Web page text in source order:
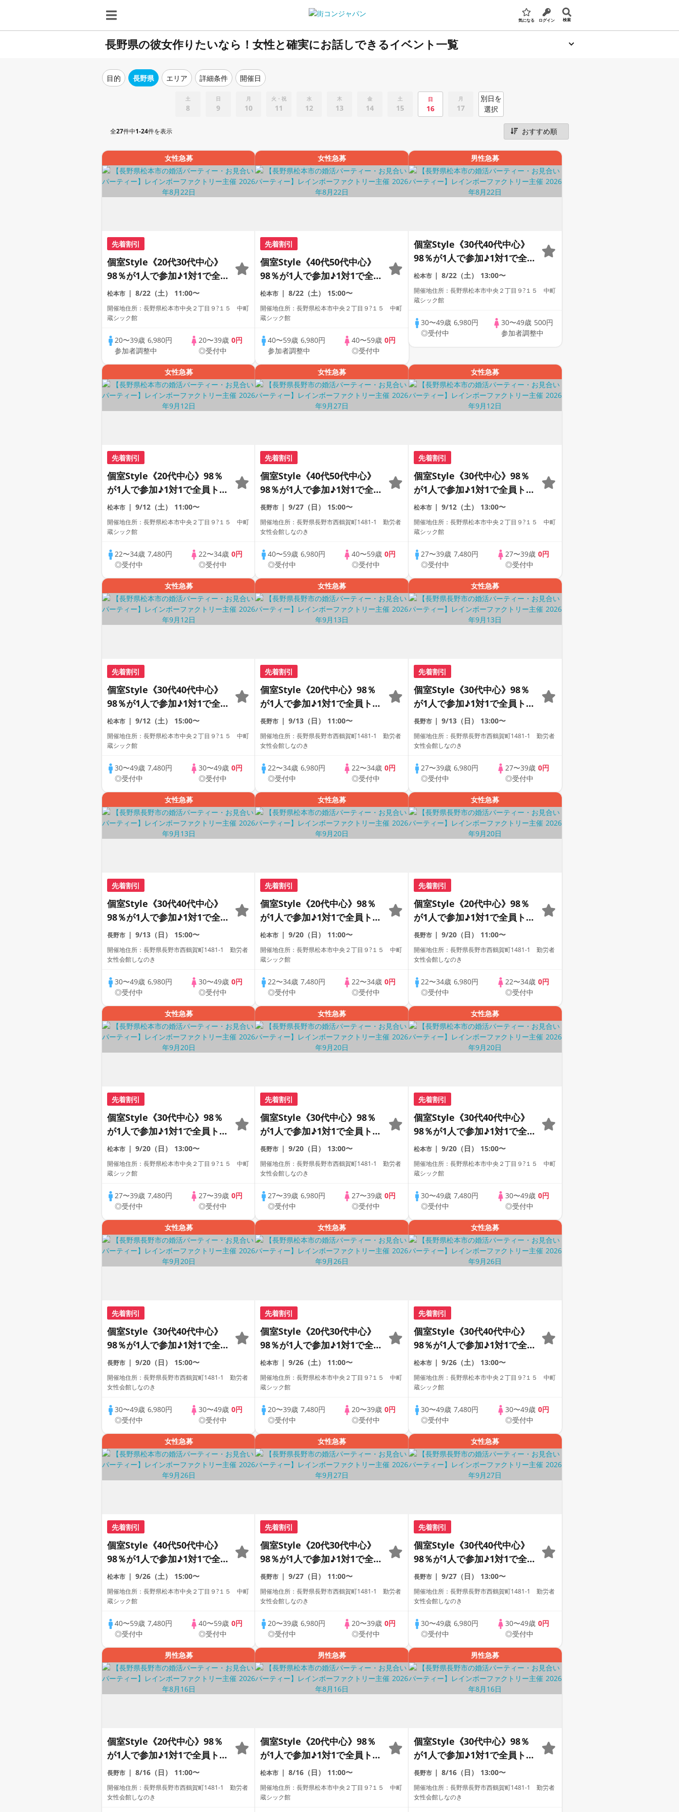
気になる ログイン 検索
長野県の彼女作りたいなら！女性と確実にお話しできるイベント一覧
目的 長野県 エリア 詳細条件 開催日
土
8
日
9
月
10
火・祝
11
水
12
木
13
金
14
土
15
日
16
月
17
別日を
選択
全27件中1-24件を表示
女性急募
先着割引
個室Style《20代30代中心》
98％が1人で参加♪1対1で全
員トーク☆誠実な方への婚活
パーティー
松本市 8/22（土） 11:00〜
開催地住所：長野県松本市中央２丁目９?１５ 中町
蔵シック館
20〜39歳 6,980円
参加者調整中
20〜39歳 0円
◎受付中
女性急募
先着割引
個室Style《40代50代中心》
98％が1人で参加♪1対1で全
員トーク☆誠実な方への婚活
パーティー
松本市 8/22（土） 15:00〜
開催地住所：長野県松本市中央２丁目９?１５ 中町
蔵シック館
40〜59歳 6,980円
参加者調整中
40〜59歳0円
◎受付中
男性急募
個室Style《30代40代中心》
98％が1人で参加♪1対1で全
員トーク☆誠実な方への婚活
パーティー
松本市 8/22（土） 13:00〜
開催地住所：長野県松本市中央２丁目９?１５ 中町
蔵シック館
30〜49歳6,980円
◎受付中
30〜49歳 500円
参加者調整中
女性急募
先着割引
個室Style《20代中心》98％
が1人で参加♪1対1で全員トー
ク☆誠実な方への婚活パーテ
ィー
松本市 9/12（土） 11:00〜
開催地住所：長野県松本市中央２丁目９?１５ 中町
蔵シック館
22〜34歳 7,480円
◎受付中
22〜34歳 0円
◎受付中
女性急募
先着割引
個室Style《40代50代中心》
98％が1人で参加♪1対1で全
員トーク☆誠実な方への婚活
パーティー
長野市 9/27（日） 15:00〜
開催地住所：長野県長野市西鶴賀町1481-1 勤労者
女性会館しなのき
40〜59歳 6,980円
◎受付中
40〜59歳0円
◎受付中
女性急募
先着割引
個室Style《30代中心》98％
が1人で参加♪1対1で全員トー
ク☆誠実な方への婚活パーテ
ィー
松本市 9/12（土） 13:00〜
開催地住所：長野県松本市中央２丁目９?１５ 中町
蔵シック館
27〜39歳7,480円
◎受付中
27〜39歳 0円
◎受付中
女性急募
先着割引
個室Style《30代40代中心》
98％が1人で参加♪1対1で全
員トーク☆誠実な方への婚活
パーティー
松本市 9/12（土） 15:00〜
開催地住所：長野県松本市中央２丁目９?１５ 中町
蔵シック館
30〜49歳 7,480円
◎受付中
30〜49歳 0円
◎受付中
女性急募
先着割引
個室Style《20代中心》98％
が1人で参加♪1対1で全員トー
ク☆誠実な方への婚活パーテ
ィー
長野市 9/13（日） 11:00〜
開催地住所：長野県長野市西鶴賀町1481-1 勤労者
女性会館しなのき
22〜34歳 6,980円
◎受付中
22〜34歳0円
◎受付中
女性急募
先着割引
個室Style《30代中心》98％
が1人で参加♪1対1で全員トー
ク☆誠実な方への婚活パーテ
ィー
長野市 9/13（日） 13:00〜
開催地住所：長野県長野市西鶴賀町1481-1 勤労者
女性会館しなのき
27〜39歳6,980円
◎受付中
27〜39歳 0円
◎受付中
女性急募
先着割引
個室Style《30代40代中心》
98％が1人で参加♪1対1で全
員トーク☆誠実な方への婚活
パーティー
長野市 9/13（日） 15:00〜
開催地住所：長野県長野市西鶴賀町1481-1 勤労者
女性会館しなのき
30〜49歳 6,980円
◎受付中
30〜49歳 0円
◎受付中
女性急募
先着割引
個室Style《20代中心》98％
が1人で参加♪1対1で全員トー
ク☆誠実な方への婚活パーテ
ィー
松本市 9/20（日） 11:00〜
開催地住所：長野県松本市中央２丁目９?１５ 中町
蔵シック館
22〜34歳 7,480円
◎受付中
22〜34歳0円
◎受付中
女性急募
先着割引
個室Style《20代中心》98％
が1人で参加♪1対1で全員トー
ク☆誠実な方への婚活パーテ
ィー
長野市 9/20（日） 11:00〜
開催地住所：長野県長野市西鶴賀町1481-1 勤労者
女性会館しなのき
22〜34歳6,980円
◎受付中
22〜34歳 0円
◎受付中
女性急募
先着割引
個室Style《30代中心》98％
が1人で参加♪1対1で全員トー
ク☆誠実な方への婚活パーテ
ィー
松本市 9/20（日） 13:00〜
開催地住所：長野県松本市中央２丁目９?１５ 中町
蔵シック館
27〜39歳 7,480円
◎受付中
27〜39歳 0円
◎受付中
女性急募
先着割引
個室Style《30代中心》98％
が1人で参加♪1対1で全員トー
ク☆誠実な方への婚活パーテ
ィー
長野市 9/20（日） 13:00〜
開催地住所：長野県長野市西鶴賀町1481-1 勤労者
女性会館しなのき
27〜39歳 6,980円
◎受付中
27〜39歳0円
◎受付中
女性急募
先着割引
個室Style《30代40代中心》
98％が1人で参加♪1対1で全
員トーク☆誠実な方への婚活
パーティー
松本市 9/20（日） 15:00〜
開催地住所：長野県松本市中央２丁目９?１５ 中町
蔵シック館
30〜49歳7,480円
◎受付中
30〜49歳 0円
◎受付中
女性急募
先着割引
個室Style《30代40代中心》
98％が1人で参加♪1対1で全
員トーク☆誠実な方への婚活
パーティー
長野市 9/20（日） 15:00〜
開催地住所：長野県長野市西鶴賀町1481-1 勤労者
女性会館しなのき
30〜49歳 6,980円
◎受付中
30〜49歳 0円
◎受付中
女性急募
先着割引
個室Style《20代30代中心》
98％が1人で参加♪1対1で全
員トーク☆誠実な方への婚活
パーティー
松本市 9/26（土） 11:00〜
開催地住所：長野県松本市中央２丁目９?１５ 中町
蔵シック館
20〜39歳 7,480円
◎受付中
20〜39歳0円
◎受付中
女性急募
先着割引
個室Style《30代40代中心》
98％が1人で参加♪1対1で全
員トーク☆誠実な方への婚活
パーティー
松本市 9/26（土） 13:00〜
開催地住所：長野県松本市中央２丁目９?１５ 中町
蔵シック館
30〜49歳7,480円
◎受付中
30〜49歳 0円
◎受付中
女性急募
先着割引
個室Style《40代50代中心》
98％が1人で参加♪1対1で全
員トーク☆誠実な方への婚活
パーティー
松本市 9/26（土） 15:00〜
開催地住所：長野県松本市中央２丁目９?１５ 中町
蔵シック館
40〜59歳 7,480円
◎受付中
40〜59歳 0円
◎受付中
女性急募
先着割引
個室Style《20代30代中心》
98％が1人で参加♪1対1で全
員トーク☆誠実な方への婚活
パーティー
長野市 9/27（日） 11:00〜
開催地住所：長野県長野市西鶴賀町1481-1 勤労者
女性会館しなのき
20〜39歳 6,980円
◎受付中
20〜39歳0円
◎受付中
女性急募
先着割引
個室Style《30代40代中心》
98％が1人で参加♪1対1で全
員トーク☆誠実な方への婚活
パーティー
長野市 9/27（日） 13:00〜
開催地住所：長野県長野市西鶴賀町1481-1 勤労者
女性会館しなのき
30〜49歳6,980円
◎受付中
30〜49歳 0円
◎受付中
男性急募
個室Style《20代中心》98％
が1人で参加♪1対1で全員トー
ク☆誠実な方への婚活パーテ
ィー
長野市 8/16（日） 11:00〜
開催地住所：長野県長野市西鶴賀町1481-1 勤労者
女性会館しなのき
男性急募
個室Style《20代中心》98％
が1人で参加♪1対1で全員トー
ク☆誠実な方への婚活パーテ
ィー
松本市 8/16（日） 11:00〜
開催地住所：長野県松本市中央２丁目９?１５ 中町
蔵シック館
男性急募
個室Style《30代中心》98％
が1人で参加♪1対1で全員トー
ク☆誠実な方への婚活パーテ
ィー
長野市 8/16（日） 13:00〜
開催地住所：長野県長野市西鶴賀町1481-1 勤労者
女性会館しなのき